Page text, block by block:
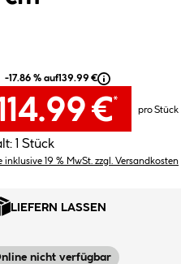
-17.86 % auf139.99 €
€*
pro Stück
1 Stück
inklusive 19 % MwSt. zzgl. Versandkosten
LIEFERN LASSEN
nicht verfügbar